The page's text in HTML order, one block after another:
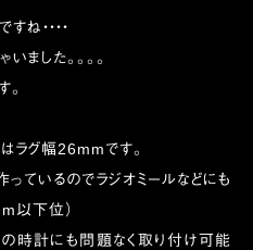
・・・・
ました。。。。
。
ラグ幅26mmです。
ているのでラジオミールなどにも
以下位）
時計にも問題なく取り付け可能